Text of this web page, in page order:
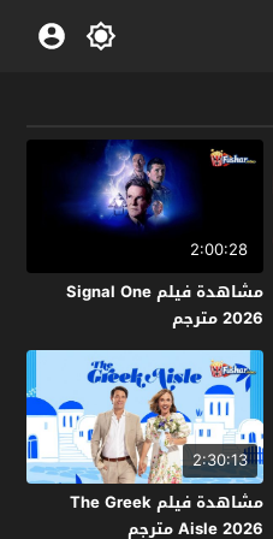
2:00:28
مشاهدة فيلم Signal One
2026 مترجم
2:30:13
مشاهدة فيلم The Greek
Aisle 2026 مترجم